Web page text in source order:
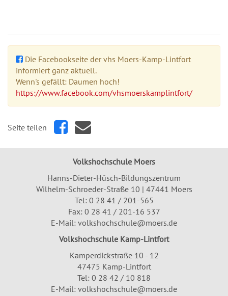
Die Facebookseite der vhs Moers-Kamp-Lintfort
informiert ganz aktuell.
Wenn's gefällt: Daumen hoch!
https://www.facebook.com/vhsmoerskamplintfort/
Seite teilen
Volkshochschule Moers
Hanns-Dieter-Hüsch-Bildungszentrum
Wilhelm-Schroeder-Straße 10 | 47441 Moers
Tel: 0 28 41 / 201-565
Fax: 0 28 41 / 201-16 537
E-Mail: volkshochschule@moers.de
Volkshochschule Kamp-Lintfort
Kamperdickstraße 10 - 12
47475 Kamp-Lintfort
Tel: 0 28 42 / 10 818
E-Mail: volkshochschule@moers.de